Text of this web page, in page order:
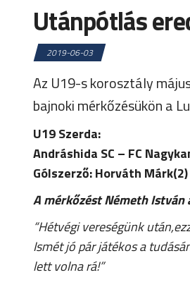
Utánpótlás
2019-06-03
Az U19-s korosztály
bajnoki mérkőzésükön a
U19 Szerda:
Andráshida SC – FC
Gólszerző: Horváth Márk(2)
A mérkőzést Németh
“Hétvégi vereségünk
Ismét jó pár játékos a
lett volna rá!”